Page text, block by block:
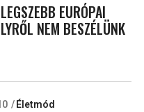
EURÓPAI
NEM BESZÉLÜNK
Életmód